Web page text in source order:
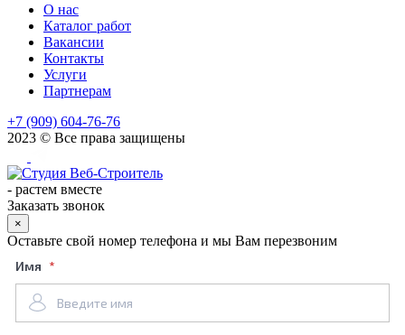
О нас
Каталог работ
Вакансии
Контакты
Услуги
Партнерам
+7 (909) 604-76-76
2023 © Все права защищены
- растем вместе
Заказать звонок
×
Оставьте свой номер телефона и мы Вам перезвоним
Имя